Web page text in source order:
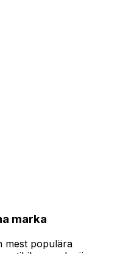
marka
mest populära